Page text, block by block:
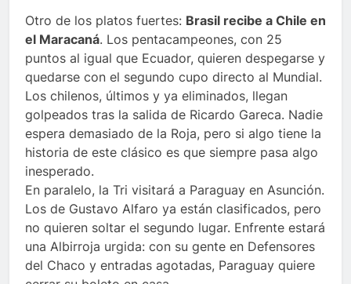
Otro de los platos fuertes: Brasil recibe a Chile en
el Maracaná. Los pentacampeones, con 25
puntos al igual que Ecuador, quieren despegarse y
quedarse con el segundo cupo directo al Mundial.
Los chilenos, últimos y ya eliminados, llegan
golpeados tras la salida de Ricardo Gareca. Nadie
espera demasiado de la Roja, pero si algo tiene la
historia de este clásico es que siempre pasa algo
inesperado.
En paralelo, la Tri visitará a Paraguay en Asunción.
Los de Gustavo Alfaro ya están clasificados, pero
no quieren soltar el segundo lugar. Enfrente estará
una Albirroja urgida: con su gente en Defensores
del Chaco y entradas agotadas, Paraguay quiere